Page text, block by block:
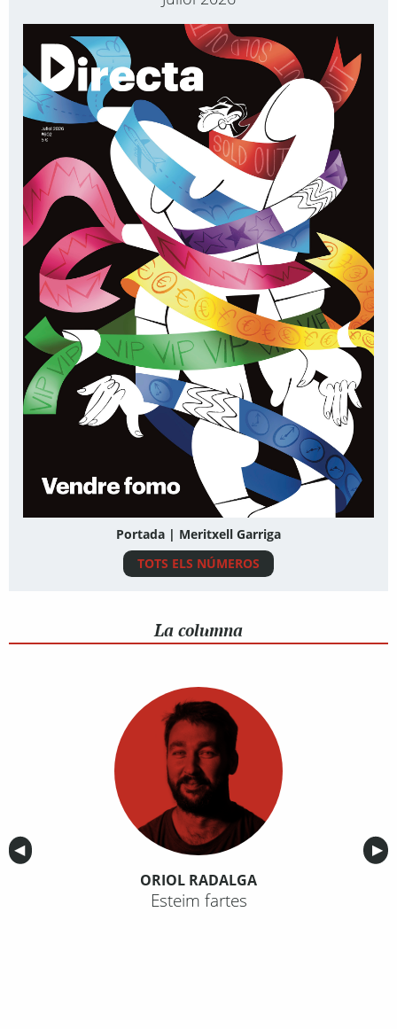
Portada | Meritxell Garriga
TOTS ELS NÚMEROS
La columna
Anterior
◀︎ ▶︎
ORIOL RADALGA
Esteim fartes